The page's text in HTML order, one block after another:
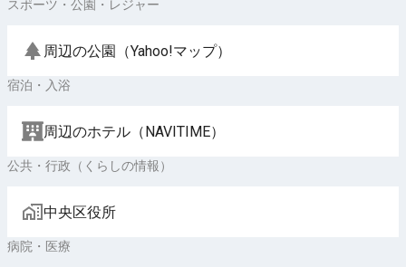
スポーツ・公園・レジャー
周辺の公園（Yahoo!マップ）
宿泊・入浴
周辺のホテル（NAVITIME）
公共・行政（くらしの情報）
中央区役所
病院・医療